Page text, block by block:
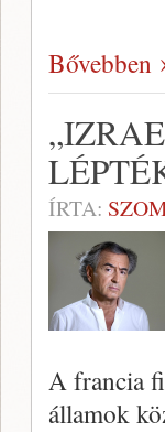
Bővebben
ÍRTA:
A francia
államok